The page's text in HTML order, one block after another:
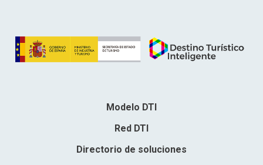
Modelo DTI
Red DTI
Directorio de soluciones